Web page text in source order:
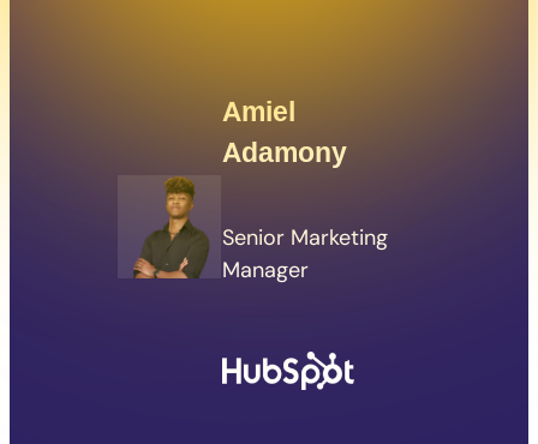
Amiel
Adamony
Senior Marketing
Manager